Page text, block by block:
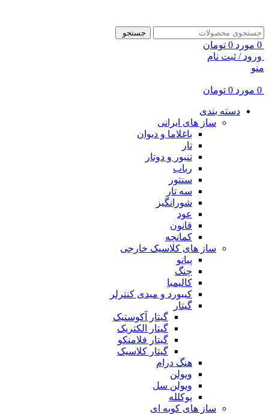
جستجو
0 مورد 0 تومان
ورود / ثبت نام
منو
0 مورد 0 تومان
دسته بندی
ساز های ایرانی
باغلاما و دیوان
تار
تنبور و دوتار
رباب
سنتور
سه تار
شورانگیز
عود
قانون
کمانچه
ساز های کلاسیک خارجی
پیانو
چنگ
کالیمبا
کیبورد و میدی کنترلر
گیتار
گیتار آکوستیک
گیتار الکتریک
گیتار فلامنکو
گیتار کلاسیک
هنگ درام
ویولن
ویولن سل
یوکلله
ساز های کوبه ای